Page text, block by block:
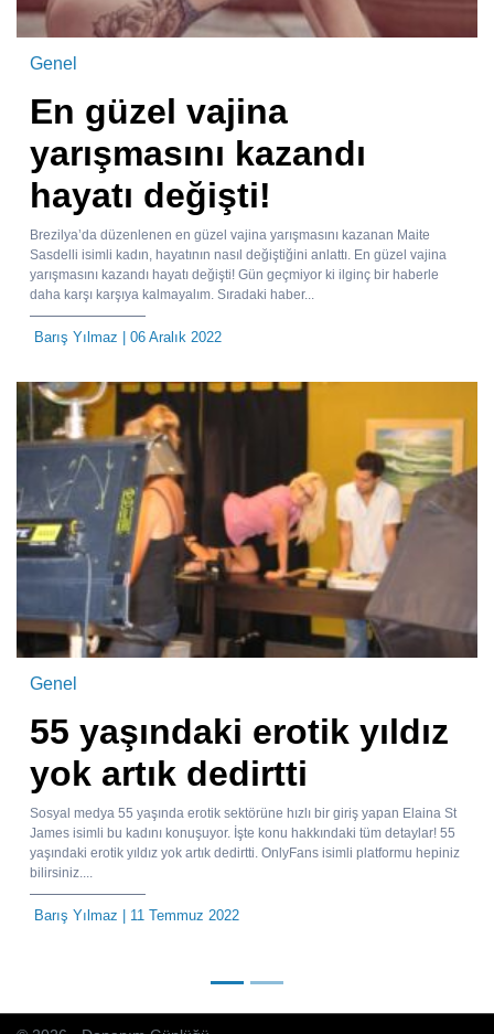
Genel
En güzel vajina
yarışmasını kazandı
hayatı değişti!
Brezilya’da düzenlenen en güzel vajina yarışmasını kazanan Maite
Sasdelli isimli kadın, hayatının nasıl değiştiğini anlattı. En güzel vajina
yarışmasını kazandı hayatı değişti! Gün geçmiyor ki ilginç bir haberle
daha karşı karşıya kalmayalım. Sıradaki haber...
Barış Yılmaz | 06 Aralık 2022
Genel
55 yaşındaki erotik yıldız
yok artık dedirtti
Sosyal medya 55 yaşında erotik sektörüne hızlı bir giriş yapan Elaina St
James isimli bu kadını konuşuyor. İşte konu hakkındaki tüm detaylar! 55
yaşındaki erotik yıldız yok artık dedirtti. OnlyFans isimli platformu hepiniz
bilirsiniz....
Barış Yılmaz | 11 Temmuz 2022